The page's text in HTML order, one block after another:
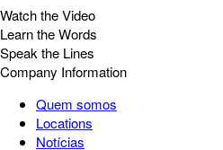
Watch the Video
Learn the Words
Speak the Lines
Company Information
Quem somos
Locations
Notícias